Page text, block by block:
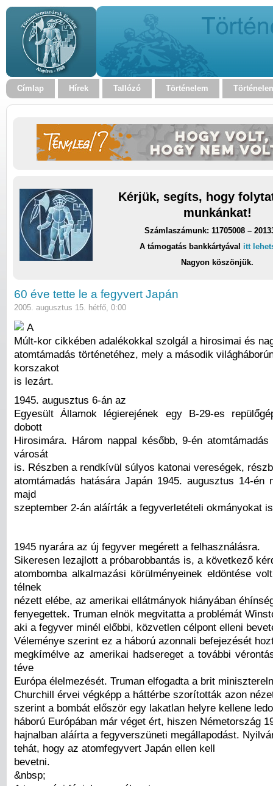
Címlap Hírek Tallózó Történelem
Kérjük, segíts, hogy
munkánkat!
Számlaszámunk: 11705008 –
A támogatás bankkártyával itt
Nagyon köszönjük.
60 éve tette le a fegyvert Japán
2005. augusztus 15. hétfő, 0:00
A
Múlt-kor cikkében adalékokkal szolgál a hirosimai és
atomtámadás történetéhez, mely a második
korszakot
is lezárt.
1945. augusztus 6-án az
Egyesült Államok légierejének egy B-29-es
dobott
Hirosimára. Három nappal később, 9-én
városát
is. Részben a rendkívül súlyos katonai vereségek,
atomtámadás hatására Japán 1945. augusztus 14-én
majd
szeptember 2-án aláírták a fegyverletételi okmányokat
1945 nyarára az új fegyver megérett a felhasználásra.
Sikeresen lezajlott a próbarobbantás is, a következő
atombomba alkalmazási körülményeinek eldöntése
télnek
nézett elébe, az amerikai ellátmányok hiányában
fenyegettek. Truman elnök megvitatta a problémát
aki a fegyver minél előbbi, közvetlen célpont elleni
Véleménye szerint ez a háború azonnali befejezését
megkímélve az amerikai hadsereget a további
téve
Európa élelmezését. Truman elfogadta a brit
Churchill érvei végképp a háttérbe szorították azon
szerint a bombát először egy lakatlan helyre kellene
háború Európában már véget ért, hiszen Németország
hajnalban aláírta a fegyverszüneti megállapodást.
tehát, hogy az atomfegyvert Japán ellen kell
bevetni.
&nbsp;